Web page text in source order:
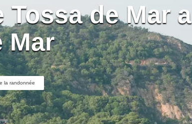
Tossa de Mar a
Mar
la randonnée